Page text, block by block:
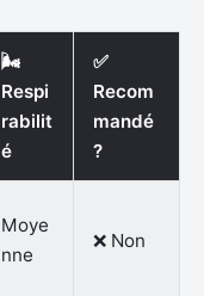
🌬️
Respi
rabilit
é
✅
Recom
mandé
?
Moye
nne
❌ Non